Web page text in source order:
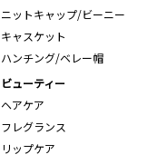
ニットキャップ/ビーニー
キャスケット
ハンチング/ベレー帽
ビューティー
ヘアケア
フレグランス
リップケア